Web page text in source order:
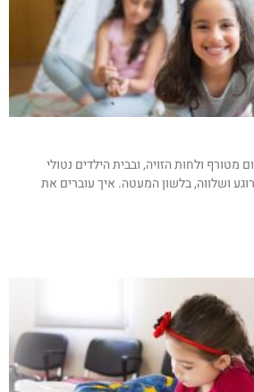
ולחות הזויה, ובבית הילדים נטולי
ושלווה, בלשון המעטה. איך עוברים את